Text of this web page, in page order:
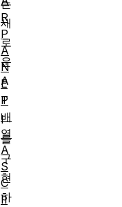
는
새
로
운
A
P
I
를
구
현
하
R
P
A
N
E
T
배
열
A
S
C
II